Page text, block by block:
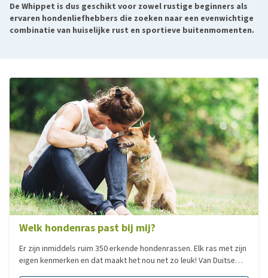
De Whippet is dus geschikt voor zowel rustige beginners als
ervaren hondenliefhebbers die zoeken naar een evenwichtige
combinatie van huiselijke rust en sportieve buitenmomenten.
Welk hondenras past bij mij?
Er zijn inmiddels ruim 350 erkende hondenrassen. Elk ras met zijn
eigen kenmerken en dat maakt het nou net zo leuk! Van Duitse